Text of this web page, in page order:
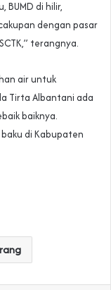
BUMD di hilir,
dengan pasar
terangnya.
air untuk
Tirta Albantani ada
baiknya.
di Kabupaten